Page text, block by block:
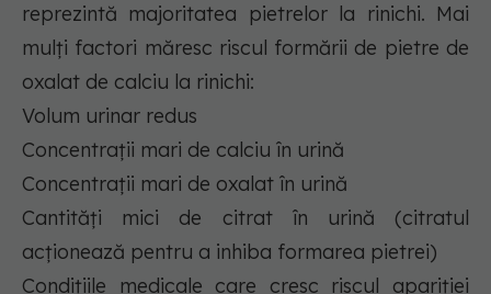
reprezintă majoritatea pietrelor la rinichi. Mai
mulți factori măresc riscul formării de pietre de
oxalat de calciu la rinichi:
Volum urinar redus
Concentrații mari de calciu în urină
Concentrații mari de oxalat în urină
Cantități mici de citrat în urină (citratul
acționează pentru a inhiba formarea pietrei)
Condițiile medicale care cresc riscul apariției